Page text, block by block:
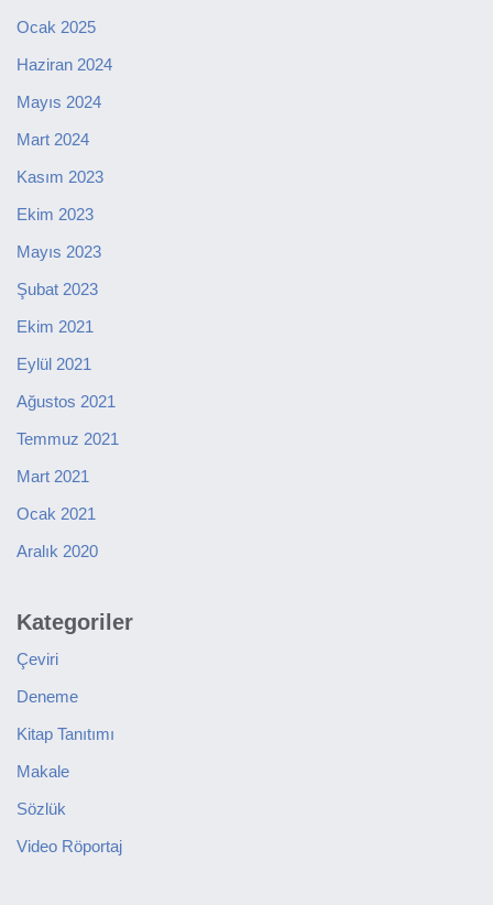
Ocak 2025
Haziran 2024
Mayıs 2024
Mart 2024
Kasım 2023
Ekim 2023
Mayıs 2023
Şubat 2023
Ekim 2021
Eylül 2021
Ağustos 2021
Temmuz 2021
Mart 2021
Ocak 2021
Aralık 2020
Kategoriler
Çeviri
Deneme
Kitap Tanıtımı
Makale
Sözlük
Video Röportaj